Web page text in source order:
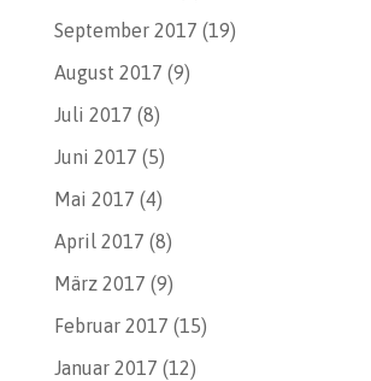
September 2017 (19)
August 2017 (9)
Juli 2017 (8)
Juni 2017 (5)
Mai 2017 (4)
April 2017 (8)
März 2017 (9)
Februar 2017 (15)
Januar 2017 (12)